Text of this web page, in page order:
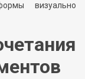
визуально